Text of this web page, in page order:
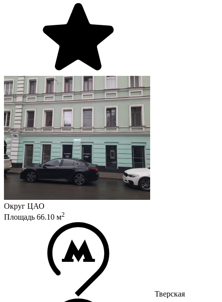
Округ ЦАО
Площадь 66.10 м2
Тверская